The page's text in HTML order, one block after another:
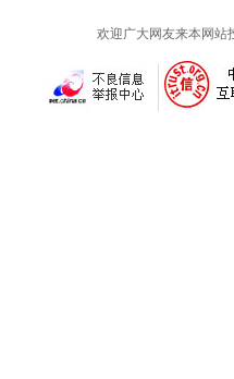
欢迎广大网友来本网站